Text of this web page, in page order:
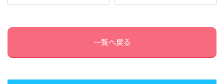
一覧へ戻る